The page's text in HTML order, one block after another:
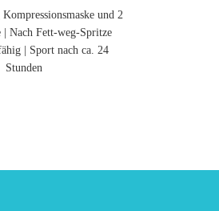
und 2
| Nach Fett-weg-Spritze
| Sport nach ca. 24
Stunden